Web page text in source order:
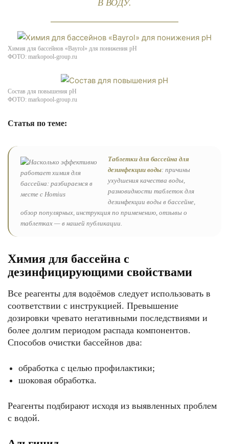
В ВОДУ.
Химия для бассейнов «Bayrol» для понижения pH
ФОТО: markopool-group.ru
Состав для повышения pH
ФОТО: markopool-group.ru
Статья по теме:
Таблетки для бассейна для
дезинфекции воды: причины
ухудшения качества воды,
разновидности таблеток для
дезинфекции воды в бассейне,
обзор популярных, инструкция по применению, отзывы о
таблетках — в нашей публикации.
Химия для бассейна с
дезинфицирующими свойствами
Все реагенты для водоёмов следует использовать в
соответствии с инструкцией. Превышение
дозировки чревато негативными последствиями и
более долгим периодом распада компонентов.
Способов очистки бассейнов два:
обработка с целью профилактики;
шоковая обработка.
Реагенты подбирают исходя из выявленных проблем
с водой.